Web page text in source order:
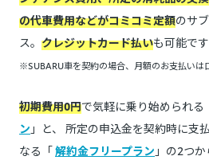
の代車費用などがコミコミ定額のサ
ス。 クレジットカード払いも可能で
※SUBARU車を契約の場合、月額のお支払いは
初期費用0円で気軽に乗り始められる
ン 」と、 所定の申込金を契約時に支
なる「解約金フリープラン 」の2つ